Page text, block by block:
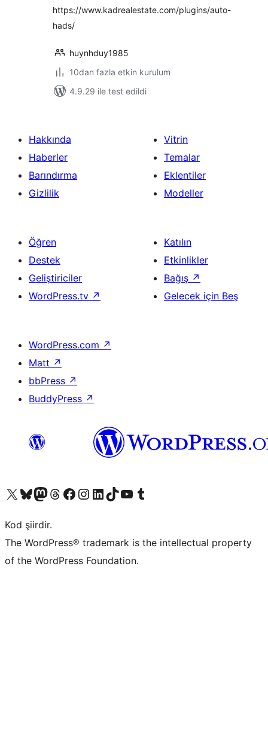
https://www.kadrealestate.com/plugins/auto-
hads/
huynhduy1985
10dan fazla etkin kurulum
4.9.29 ile test edildi
Hakkında
Haberler
Barındırma
Gizlilik
Vitrin
Temalar
Eklentiler
Modeller
Öğren
Destek
Geliştiriciler
WordPress.tv ↗
Katılın
Etkinlikler
Bağış ↗
Gelecek için Beş
WordPress.com ↗
Matt ↗
bbPress ↗
BuddyPress ↗
X (eski Twitter) hesabımıza bakın
Bluesky hesabımızı ziyaret edinMastodon hesabımızı ziyaret edinThreads hesabımızı ziyaret edinFacebook sayfamızı ziyaret edinInstagram hesabımızı ziyaret edinLinkedIn hesabımızı ziyaret edinTikTok hesabımızı ziyaret edinYouTube kanalımızı ziyaret edinTumblr hesabımızı ziyaret edin
Kod şiirdir.
The WordPress® trademark is the intellectual property
of the WordPress Foundation.